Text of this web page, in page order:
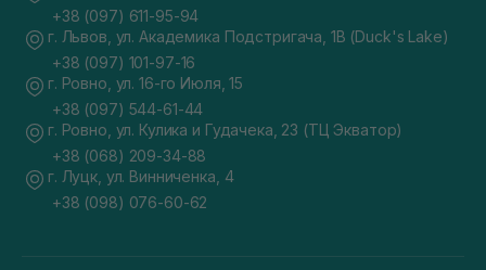
+38 (097) 611-95-94
г. Львов, ул. Академика Подстригача, 1В (Duck's Lake)
+38 (097) 101-97-16
г. Ровно, ул. 16-го Июля, 15
+38 (097) 544-61-44
г. Ровно, ул. Кулика и Гудачека, 23 (ТЦ Экватор)
+38 (068) 209-34-88
г. Луцк, ул. Винниченка, 4
+38 (098) 076-60-62